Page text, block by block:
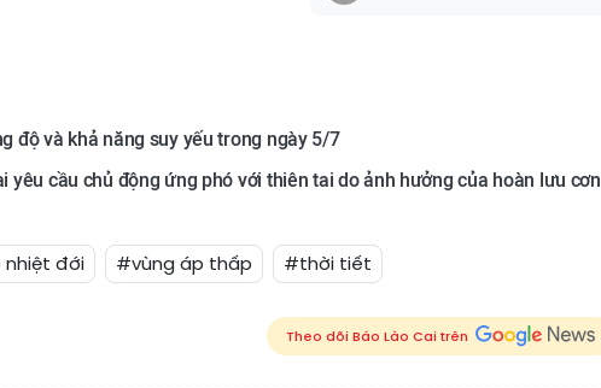
độ và khả năng suy yếu trong ngày 5/7
yêu cầu chủ động ứng phó với thiên tai do ảnh hưởng của hoàn lưu cơn
đới #vùng áp thấp #thời tiết
Theo dõi Báo Lào Cai trên